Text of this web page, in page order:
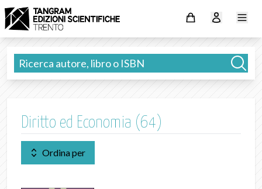
Diritto ed Economia (64)
Ordina per